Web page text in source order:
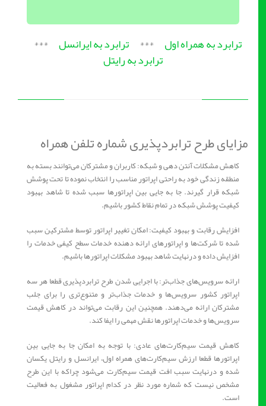
ترابرد به همراه اول*** ترابرد به ایرانسل***
ترابرد به رایتل
مزایای طرح ترابردپذیری شماره تلفن همراه
کاهش مشکلات آنتن دهی و شبکه: کاربران و مشترکان می‌توانند بسته به
منطقه زندگی خود به‌ راحتی اپراتور مناسب را انتخاب نموده تا تحت پوشش
شبکه قرار گیرند. جا به جایی بین اپراتورها سبب شده تا شاهد بهبود
کیفیت پوشش شبکه در تمام نقاط کشور باشیم.
افزایش رقابت و بهبود کیفیت: امکان تغییر اپراتور توسط مشترکین سبب
شده تا شرکت‌ها و اپراتورهای ارائه دهنده خدمات سطح کیفی خدمات را
افزایش داده و درنهایت شاهد بهبود مشکلات اپراتورها باشیم.
ارائه سرویس‌های جذاب‌تر: با اجرایی شدن طرح ترابردپذیری قطعا هر سه
اپراتور کشور سرویس‌ها و خدمات جذاب‌تر و متنوع‌تری را برای جلب
مشترکان ارائه می‌دهند. همچنین این رقابت می‌تواند در کاهش قیمت
سرویس‌ها و خدمات اپراتورها نقش مهمی را ایفا کند.
کاهش قیمت سیم‌کارت‌های عادی: با توجه به امکان جا به جایی بین
اپراتورها قطعا ارزش سیم‌کارت‌های همراه اول، ایرانسل و رایتل یکسان
شده و درنهایت سبب افت قیمت سیم‌کارت می‌شود چراکه با این طرح
مشخص نیست که شماره مورد نظر در کدام اپراتور مشغول به فعالیت
است.